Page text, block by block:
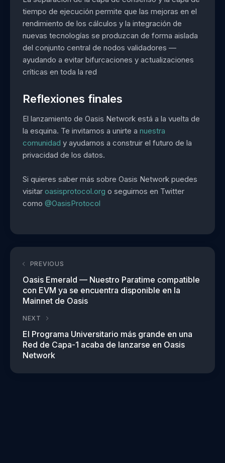
tiempo de ejecución permite que las mejoras en el
rendimiento de los cálculos y la integración de
nuevas tecnologías se produzcan de forma aislada
del conjunto central de nodos validadores —
ayudando a evitar bifurcaciones y actualizaciones
críticas en toda la red
Reflexiones finales
El lanzamiento de Oasis Network está a la vuelta de
la esquina. Te invitamos a unirte a nuestra
comunidad y ayudarnos a construir el futuro de la
privacidad de los datos.
Si quieres saber más sobre Oasis Network puedes
visitar oasisprotocol.org o seguirnos en Twitter
como @OasisProtocol
PREVIOUS
Oasis Emerald — Nuestro Paratime compatible
con EVM ya se encuentra disponible en la
Mainnet de Oasis
NEXT
El Programa Universitario más grande en una
Red de Capa-1 acaba de lanzarse en Oasis
Network